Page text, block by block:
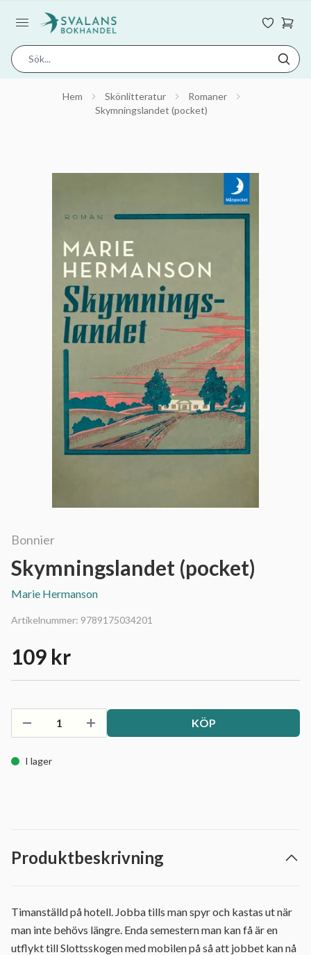
Hem Skönlitteratur
Romaner
Skymningslandet (pocket)
Bonnier
Skymningslandet (pocket)
Marie Hermanson
Artikelnummer: 9789175034201
109 kr
KÖP
I lager
Produktbeskrivning
Timanställd på hotell. Jobba tills man spyr och kastas ut när
man inte behövs längre. Enda semestern man kan få är en
utflykt till Slottsskogen med mobilen på så att jobbet kan nå